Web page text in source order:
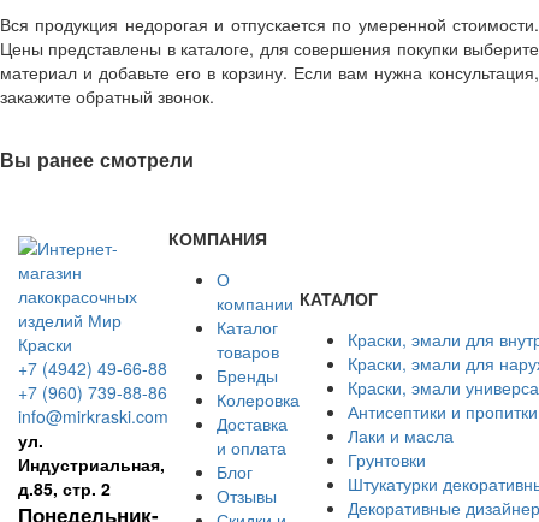
Вся продукция недорогая и отпускается по умеренной стоимости.
Цены представлены в каталоге, для совершения покупки выберите
материал и добавьте его в корзину. Если вам нужна консультация,
закажите обратный звонок.
Вы ранее смотрели
+7 (4942) 49-66-88
+7 (960) 739-88-86
info@mirkraski.com
ул.
Индустриальная,
д.85, стр. 2
Понедельник-
КОМПАНИЯ
О
компании
Каталог
товаров
Бренды
Колеровка
Доставка
и оплата
Блог
Отзывы
КАТАЛОГ
Краски, эмали для
Краски, эмали для
Краски, эмали
Антисептики и
Лаки и масла
Грунтовки
Штукатурки
Декоративные